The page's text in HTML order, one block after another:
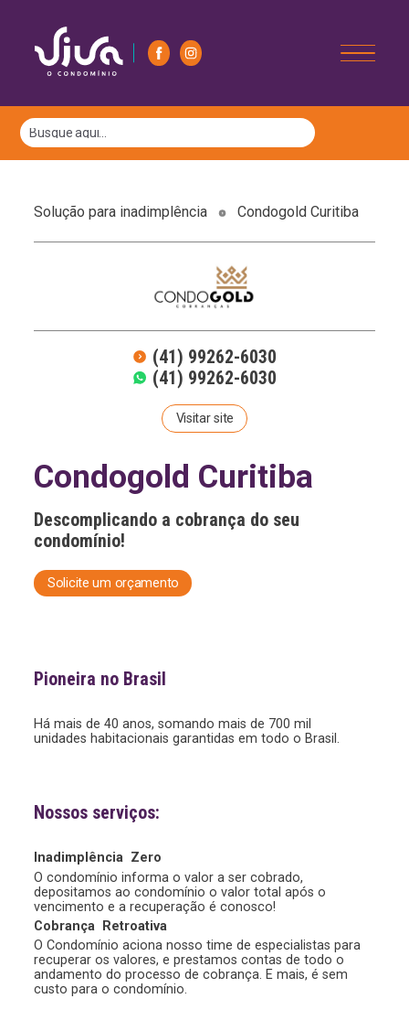
Solução para inadimplência Condogold Curitiba
(41) 99262-6030
(41) 99262-6030
Visitar site
Condogold Curitiba
Descomplicando a cobrança do seu
condomínio!
Solicite um orçamento
Pioneira no Brasil
Há mais de 40 anos, somandomais de 700 mil
unidades habitacionais garantidas emtodo o Brasil.
Nossos serviços:
Inadimplência Zero
O condomínio informa o valor a ser cobrado,
depositamos ao condomínio o valor total após o
vencimento e a recuperação é conosco!
Cobrança Retroativa
O Condomínio aciona nosso time de especialistas para
recuperar os valores, e prestamos contas de todo o
andamento do processo de cobrança. E mais, é sem
custo para o condomínio.